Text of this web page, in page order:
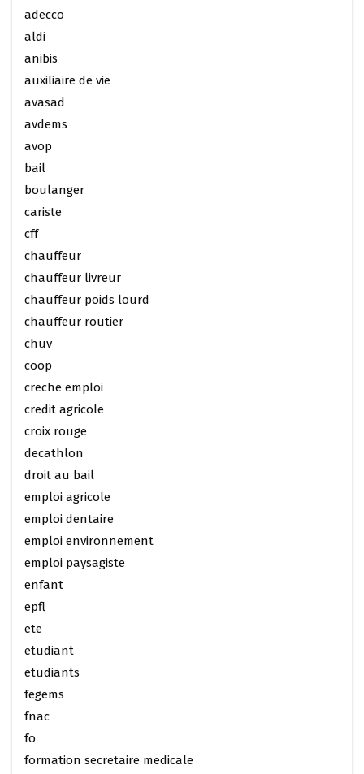
adecco
aldi
anibis
auxiliaire de vie
avasad
avdems
avop
bail
boulanger
cariste
cff
chauffeur
chauffeur livreur
chauffeur poids lourd
chauffeur routier
chuv
coop
creche emploi
credit agricole
croix rouge
decathlon
droit au bail
emploi agricole
emploi dentaire
emploi environnement
emploi paysagiste
enfant
epfl
ete
etudiant
etudiants
fegems
fnac
fo
formation secretaire medicale